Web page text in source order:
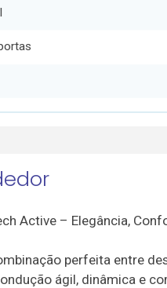
Active – Elegância,
perfeita entre
ágil, dinâmica e